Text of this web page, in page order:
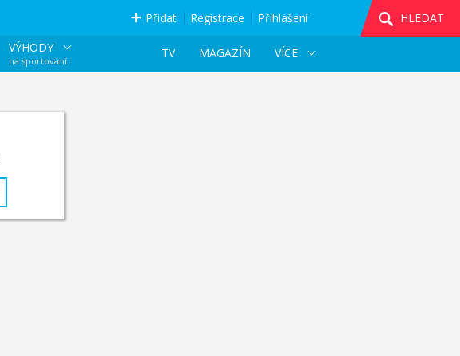
Přidat Registrace Přihlášení
HLEDAT
VÝHODY
na sportování
VÍCE
MAGAZÍN
TV